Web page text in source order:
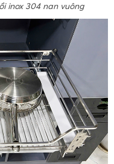
inox 304 nan vuông